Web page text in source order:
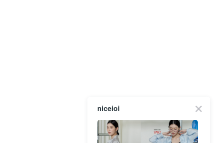
niceioi